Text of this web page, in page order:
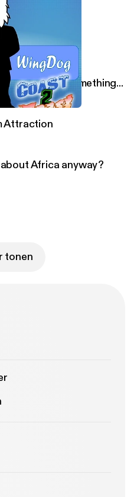
to Bieb...
cum or something...
Attraction
Africa anyway?
tonen